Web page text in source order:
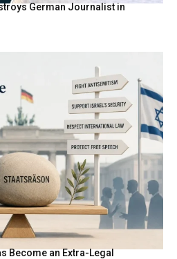
German Journalist in
Become an Extra-Legal